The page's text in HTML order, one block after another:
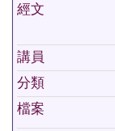
經文
講員
分類
檔案